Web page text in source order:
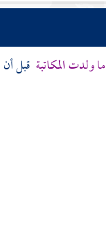
ولدت المكاتبة قبل